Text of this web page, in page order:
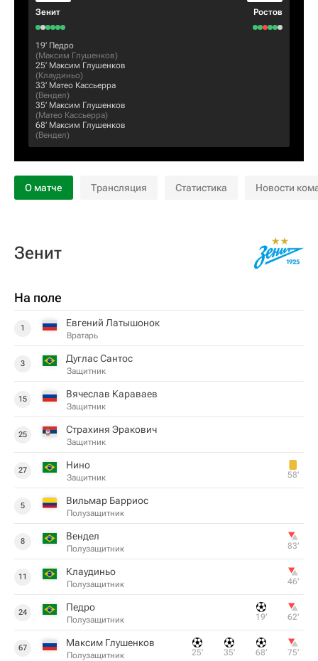
Зенит Ростов
19‎’‎ Педро
(Максим Глушенков)
25‎’‎ Максим Глушенков
(Клаудиньо)
33‎’‎ Матео Кассьерра
(Вендел)
35‎’‎ Максим Глушенков
(Матео Кассьерра)
68‎’‎ Максим Глушенков
(Вендел)
О матче Трансляция Статистика Новости
Зенит
На поле
1 Евгений Латышонок
Вратарь
3 Дуглас Сантос
Защитник
15 Вячеслав Караваев
Защитник
25 Страхиня Эракович
Защитник
27 Нино
Защитник 58‎’‎
5 Вильмар Барриос
Полузащитник
8 Вендел
Полузащитник 83‎’‎
11 Клаудиньо
Полузащитник 46‎’‎
24 Педро
Полузащитник 19‎’‎ 62‎’‎
67 Максим Глушенков
Полузащитник 25‎’‎ 35‎’‎ 68‎’‎ 75‎’‎